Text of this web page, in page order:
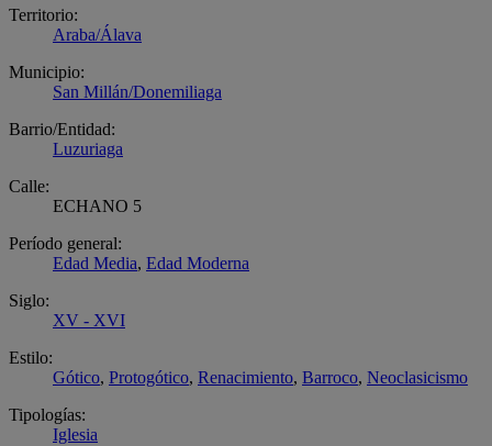
Territorio:
Araba/Álava
Municipio:
San Millán/Donemiliaga
Barrio/Entidad:
Luzuriaga
Calle:
ECHANO 5
Período general:
Edad Media, Edad Moderna
Siglo:
XV - XVI
Estilo:
Gótico, Protogótico, Renacimiento, Barroco, Neoclasicismo
Tipologías:
Iglesia